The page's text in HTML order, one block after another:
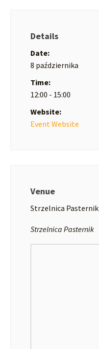
Details
Date:
8 października
Time:
12:00 - 15:00
Website:
Event Website
Venue
Strzelnica Pasternik
Strzelnica Pasternik